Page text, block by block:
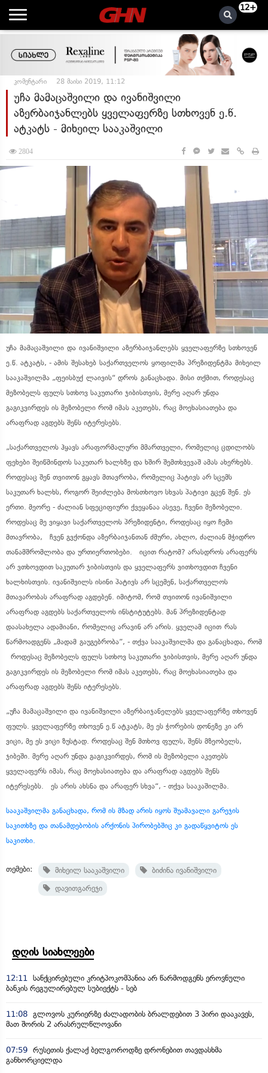
12+
კომენტარი 28 მაისი 2019, 11:12
უჩა მამაცაშვილი და ივანიშვილი
აზერბაიჯანლებს ყველაფერზე სთხოვენ ე.წ.
ატკატს - მიხეილ სააკაშვილი
2804
უჩა მამაცაშვილი და ივანიშვილი აზერბაიჯანლებს ყველაფერზე სთხოვენ
ე წ ატკატს, - ამის შესახებ საქართველოს ყოფილმა პრეზიდენტმა მიხეილ
სააკაშვილმა „ფეისბუქ ლაივის“ დროს განაცხადა მისი თქმით, როდესაც
მეზობელს ფულს სთხოვ საკუთარი ჯიბისთვის, მერე აღარ უნდა
გაგიკვირდეს ის მეზობელი რომ იმას აკეთებს, რაც მოეხასიათება და
არაფრად აგდებს შენს იტერესებს.
„საქართველოს ჰყავს არაფორმალური მმართველი, რომელიც ცდილობს
ფეხები შეიწმინდოს საკუთარ ხალხზე და ხშირ შემთხვევაშ ამას ახერხებს.
როდესაც შენ თვითონ გყავს მთავრობა, რომელიც პატივს არ სცემს
საკუთარ ხალხს, როგორ შეიძლება მოსთხოვო სხვას პატივი გცენ შენ. ეს
ერთი. მეორე - ძალიან სფეციფიური ქვეყანაა ასევე, ჩვენი მეზობელი.
როდესაც მე ვიყავი საქართველოს პრეზიდენტი, როდესაც იყო ჩემი
მთავრობა, ჩვენ გვქონდა აზერბაიჯანთან ძმური, ახლო, ძალიან მჭიდრო
თანამშრომლობა და ურთიერთობები. იცით რატომ? არასდროს არაფერს
არ ვთხოვდით საკუთარ ჯიბისთვის და ყველაფერს ვითხოვდით ჩვენი
ხალხისთვის. ივანიშვილს ისინი პატივს არ სცემენ, საქართველოს
მთავარობას არაფრად აგდებენ. იმიტომ, რომ თვითონ ივანიშვილი
არაფრად აგდებს საქართველოს ინსტიტუტებს. მან პრეზიდენტად
დაასახელა ადამიანი, რომელიც არავინ არ არის. ყველამ იცით რას
წარმოადგენს „მადამ გაუგებრობა”, - თქვა სააკაშვილმა და განაცხადა, რომ
როდესაც მეზობელს ფულს სთხოვ საკუთარი ჯიბისთვის, მერე აღარ უნდა
გაგიკვირდეს ის მეზობელი რომ იმას აკეთებს, რაც მოეხასიათება და
არაფრად აგდებს შენს იტერესებს.
„უჩა მამაცაშვილი და ივანიშვილი აზერბაიჯანელებს ყველაფერზე თხოვენ
ფულს. ყველაფერზე თხოვენ ე.წ ატკატს, მე ეს ჭორების დონეზე კი არ
ვიცი, მე ეს ვიცი ზუსტად. როდესაც შენ მთხოვ ფულს, შენს მზეობელს,
ჯიბეში. მერე აღარ უნდა გაგიკვირდეს, რომ ის მეზობელი აკეთებს
ყველაფერს იმას, რაც მოეხასიათება და არაფრად აგდებს შენს
იტერესებს. ეს არის ახსნა და არაფერ სხვა“, - თქვა სააკაშილმა.
სააკაშვილმა განაცხადა, რომ ის მზად არის იყოს შუამავალი გარეჯის
საკითხზე და თანამდებობის არქონის პირობებშიც კი გადაწყვიტოს ეს
საკითხი.
თემები: მიხეილ სააკაშვილი
ბიძინა ივანიშვილი
დავითგარეჯი
დღის სიახლეები
12:11
სანქცირებული კრიტპოკომპანია არ წარმოდგენს ეროვნული
ბანკის რეგულირებულ სუბიექტს - სებ
11:08 გლოვოს კურიერზე ძალადობის ბრალდებით 3 პირი დააკავეს,
მათ შორის 2 არასრულწლოვანი
07:59 რუსეთის ქალაქ ბელგოროდზე დრონებით თავდასხმა
განხორციელდა